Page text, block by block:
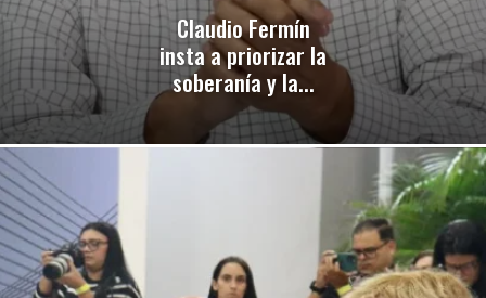
Claudio Fermín
insta a priorizar la
soberanía y la...